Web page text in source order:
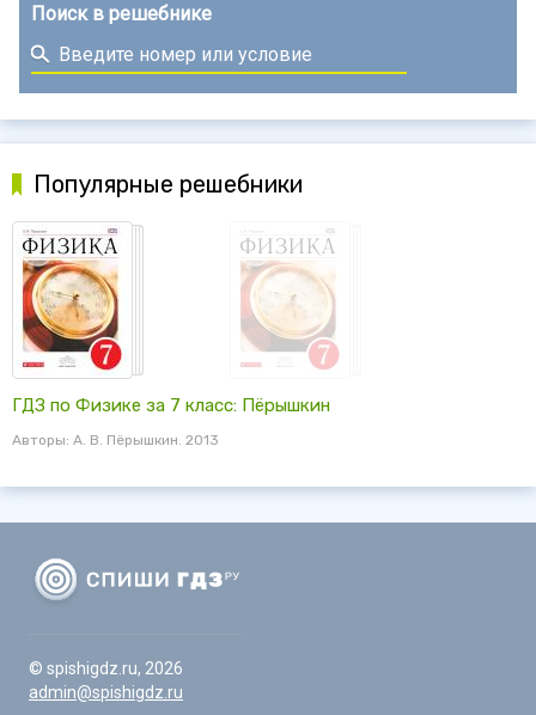
Поиск в решебнике
Популярные решебники
ГДЗ по Физике за 7 класс: Пёрышкин
Авторы: А. В. Пёрышкин. 2013
© spishigdz.ru, 2026
admin@spishigdz.ru